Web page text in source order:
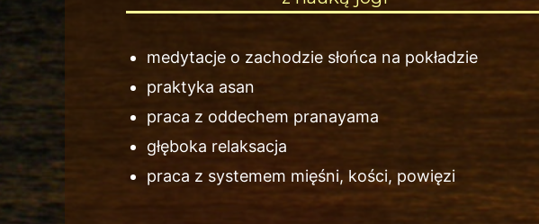
medytacje o zachodzie słońca na pokładzie
praktyka asan
praca z oddechem pranayama
głęboka relaksacja
praca z systemem mięśni, kości, powięzi